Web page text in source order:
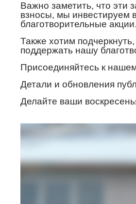
Важно заметить, что эти
взносы, мы инвестируем
благотворительные акции.
Также хотим
поддержать нашу
Присоединяйтесь к
Детали и обновления
Делайте ваши